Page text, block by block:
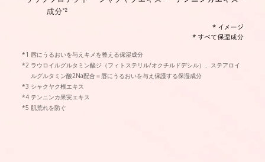
唇にうるおいを与えキメを整える保湿成分
ラウロイルグルタミン酸ジ（フィトステリル/オクチルドデシル）、ステアロイ
ルグルタミン酸2Na配合＝唇にうるおいを与え保護する保湿成分
シャクヤク根エキス
テンニンカ果実エキス
肌荒れを防ぐ